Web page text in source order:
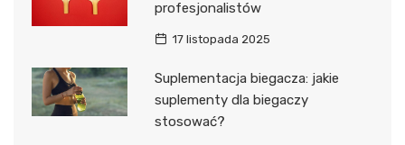
profesjonalistów
17 listopada 2025
Suplementacja biegacza: jakie
suplementy dla biegaczy
stosować?